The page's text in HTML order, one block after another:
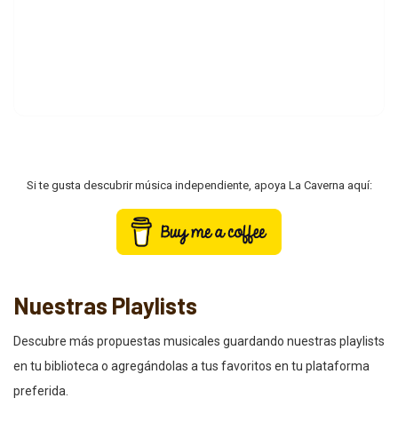
Si te gusta descubrir música independiente, apoya La Caverna aquí:
Nuestras Playlists
Descubre más propuestas musicales guardando nuestras playlists
en tu biblioteca o agregándolas a tus favoritos en tu plataforma
preferida.